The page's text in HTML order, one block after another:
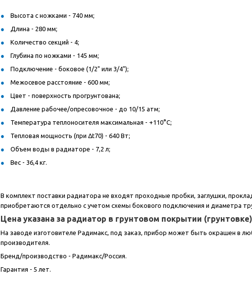
Высота с ножками - 740 мм;
Длина - 280 мм;
Количество секций - 4;
Глубина по ножками - 145 мм;
Подключение - боковое (1/2" или 3/4");
Межосевое расстояние - 600 мм;
Цвет - поверхность прогрунтована;
Давление рабочее/опресовочное - до 10/15 атм;
Температура теплоносителя максимальная - +110°С;
Тепловая мощность (при Δt70) - 640 Вт;
Объем воды в радиаторе - 7,2 л;
Вес - 36,4 кг.
В комплект поставки радиатора не входят проходные пробки, заглушки,
приобретаются отдельно с учетом схемы бокового подключения и диаметра
Цена указана за радиатор в грунтовом покрытии
На заводе изготовителе Радимакс, под заказ, прибор может быть окрашен в
производителя.
Бренд/производство - Радимакс/Россия.
Гарантия - 5 лет.